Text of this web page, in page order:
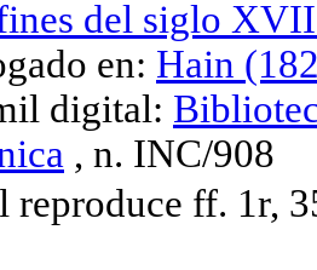
del siglo
en: Hain
digital:
, n. INC/908
reproduce ff. 1r,